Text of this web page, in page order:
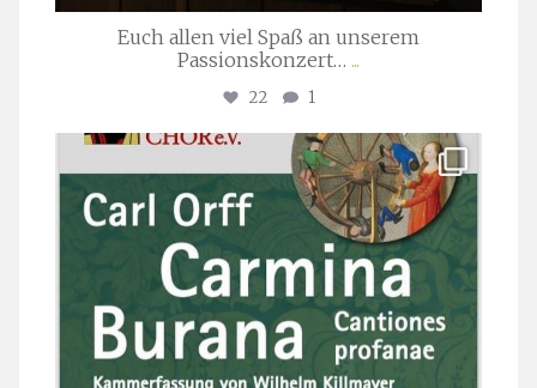
Euch allen viel Spaß an unserem
Passionskonzert… ...
22 1
stuttgarter_oratorienchor
Juli 22